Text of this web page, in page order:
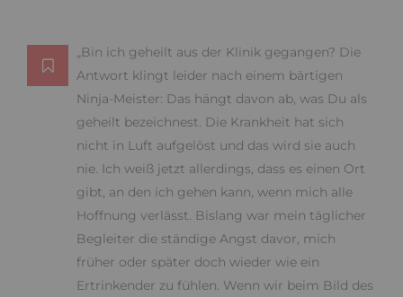
„Bin ich geheilt aus der Klinik gegangen? Die
Antwort klingt leider nach einem bärtigen
Ninja-Meister: Das hängt davon ab, was Du als
geheilt bezeichnest. Die Krankheit hat sich
nicht in Luft aufgelöst und das wird sie auch
nie. Ich weiß jetzt allerdings, dass es einen Ort
gibt, an den ich gehen kann, wenn mich alle
Hoffnung verlässt. Bislang war mein täglicher
Begleiter die ständige Angst davor, mich
früher oder später doch wieder wie ein
Ertrinkender zu fühlen. Wenn wir beim Bild des